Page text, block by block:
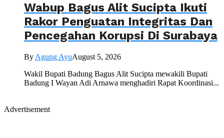
Wabup Bagus Alit Sucipta Ikuti
Rakor Penguatan Integritas Dan
Pencegahan Korupsi Di Surabaya
By Agung AyuAugust 5, 2026
Wakil Bupati Badung Bagus Alit Sucipta mewakili Bupati
Badung I Wayan Adi Arnawa menghadiri Rapat Koordinasi...
Advertisement